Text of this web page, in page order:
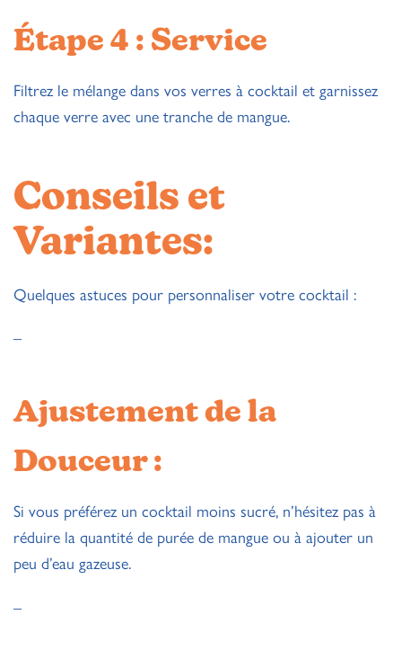
Étape 4 : Service
Filtrez le mélange dans vos verres à cocktail et garnissez
chaque verre avec une tranche de mangue.
Conseils et
Variantes:
Quelques astuces pour personnaliser votre cocktail :
–
Ajustement de la
Douceur :
Si vous préférez un cocktail moins sucré, n’hésitez pas à
réduire la quantité de purée de mangue ou à ajouter un
peu d’eau gazeuse.
–